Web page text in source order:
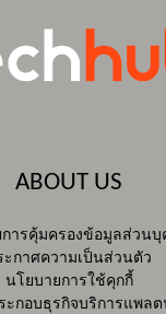
ABOUT US
ารคุ้มครองข้อมูลส่วนบุ
ะกาศความเป็นส่วนตัว
นโยบายการใช้คุกกี้
ะกอบธุรกิจบริการแพล